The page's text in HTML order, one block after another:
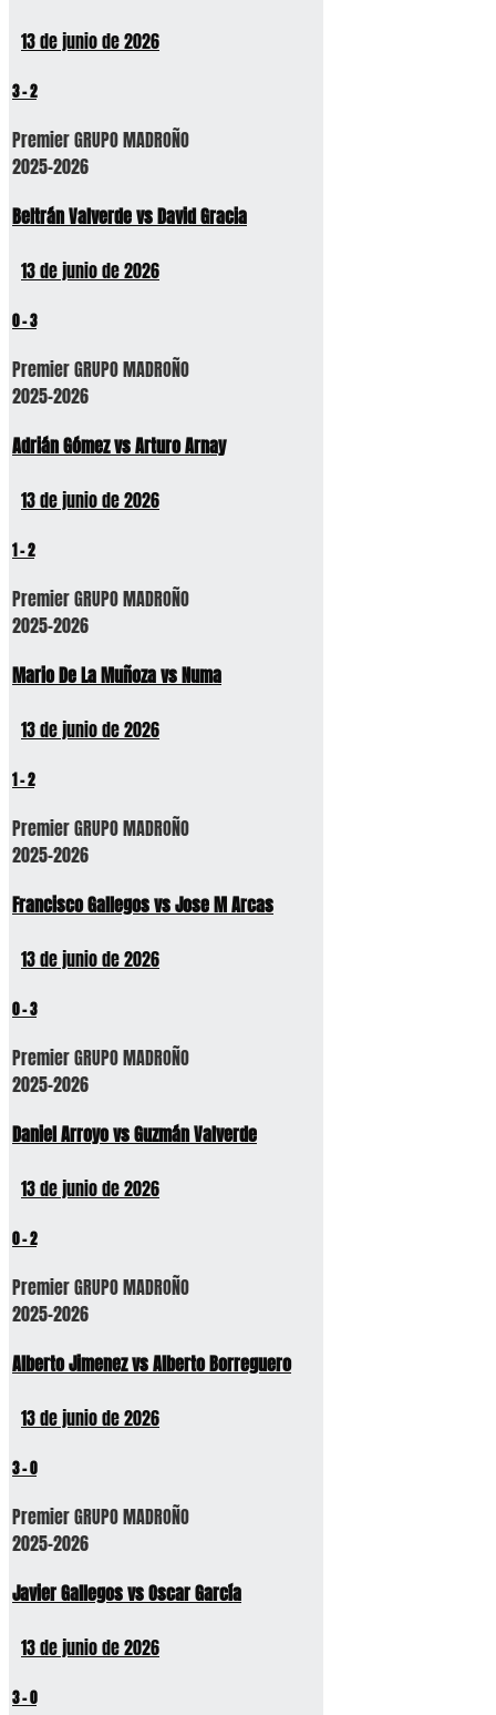
13 de junio de 2026
3-2
Premier GRUPO MADROÑO
2025-2026
Beltrán Valverde vs David Gracia
13 de junio de 2026
0-3
Premier GRUPO MADROÑO
2025-2026
Adrián Gómez vs Arturo Arnay
13 de junio de 2026
1-2
Premier GRUPO MADROÑO
2025-2026
Mario De La Muñoza vs Numa
13 de junio de 2026
1-2
Premier GRUPO MADROÑO
2025-2026
Francisco Gallegos vs Jose M Arcas
13 de junio de 2026
0-3
Premier GRUPO MADROÑO
2025-2026
Daniel Arroyo vs Guzmán Valverde
13 de junio de 2026
0-2
Premier GRUPO MADROÑO
2025-2026
Alberto Jimenez vs Alberto Borreguero
13 de junio de 2026
3-0
Premier GRUPO MADROÑO
2025-2026
Javier Gallegos vs Oscar García
13 de junio de 2026
3-0